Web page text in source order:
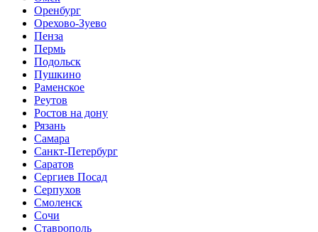
Оренбург
Орехово-Зуево
Пенза
Пермь
Подольск
Пушкино
Раменское
Реутов
Ростов на дону
Рязань
Самара
Санкт-Петербург
Саратов
Сергиев Посад
Серпухов
Смоленск
Сочи
Ставрополь